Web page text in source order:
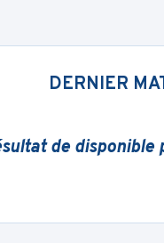
DERNIER
de disponible